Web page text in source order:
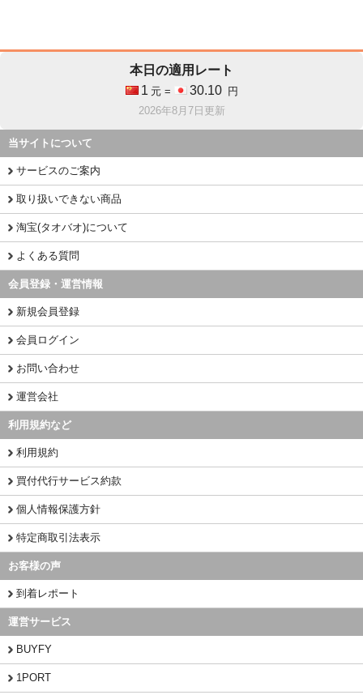
本日の適用レート
1 元 = 30.10
円
2026年8月7日更新
当サイトについて
サービスのご案内
取り扱いできない商品
淘宝(タオバオ)について
よくある質問
会員登録・運営情報
新規会員登録
会員ログイン
お問い合わせ
運営会社
利用規約など
利用規約
買付代行サービス約款
個人情報保護方針
特定商取引法表示
お客様の声
到着レポート
運営サービス
BUYFY
1PORT